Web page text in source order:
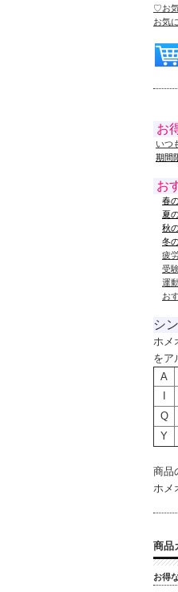
♡お
お気
お
いつ
期間
お
春
夏
秋
冬
疲
受
運
お
シ
ホメ
をア
A
Q
Y
商品
ホメ
商品
お得